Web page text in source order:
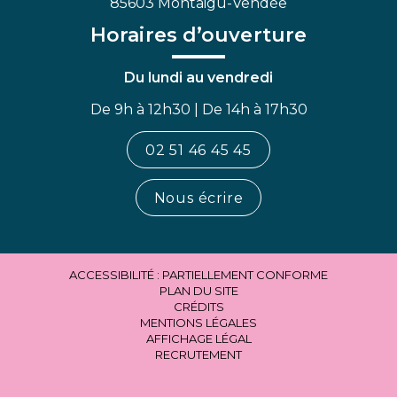
Horaires d’ouverture
Du lundi au vendredi
De 9h à 12h30 | De 14h à 17h30
02 51 46 45 45
Nous écrire
ACCESSIBILITÉ : PARTIELLEMENT CONFORME
PLAN DU SITE
CRÉDITS
MENTIONS LÉGALES
AFFICHAGE LÉGAL
RECRUTEMENT